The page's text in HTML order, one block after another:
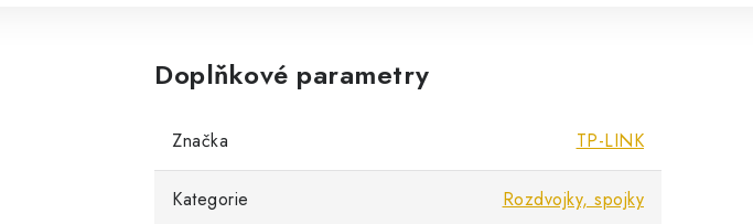
Doplňkové parametry
Značka TP-LINK
Kategorie Rozdvojky, spojky